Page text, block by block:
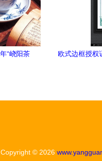
“峣阳茶
欧式边框授权
Copyright © 2026